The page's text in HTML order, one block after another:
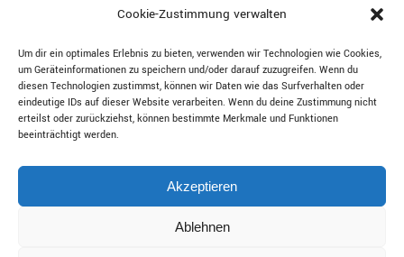
Cookie-Zustimmung verwalten
Um dir ein optimales Erlebnis zu bieten, verwenden wir Technologien wie Cookies,
um Geräteinformationen zu speichern und/oder darauf zuzugreifen. Wenn du
diesen Technologien zustimmst, können wir Daten wie das Surfverhalten oder
eindeutige IDs auf dieser Website verarbeiten. Wenn du deine Zustimmung nicht
erteilst oder zurückziehst, können bestimmte Merkmale und Funktionen
beeinträchtigt werden.
Akzeptieren
Ablehnen
da Sie Angst haben, das die Nachbauten nicht so
Impressum|Datenschutzerklärung